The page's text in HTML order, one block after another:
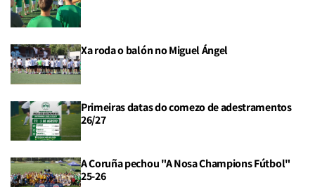
Xa roda o balón no Miguel Ángel
Primeiras datas do comezo de adestramentos
26/27
A Coruña pechou "A Nosa Champions Fútbol"
25-26